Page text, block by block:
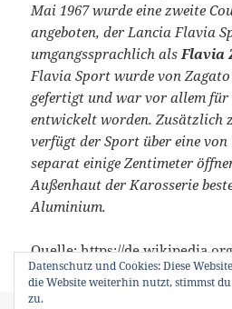
Mai 1967 wurde eine zweite
angeboten, der Lancia Flavia
umgangssprachlich alsFlavia
Flavia Sport wurde von
gefertigt und war vor allem für
entwickelt worden. Zusätzlich
verfügt der Sport über eine
separat einige Zentimeter
Außenhaut der Karosserie
Aluminium.
Quelle:https://
Datenschutz und Cookies: Diese
die Website weiterhin nutzt, stimmst
zu.